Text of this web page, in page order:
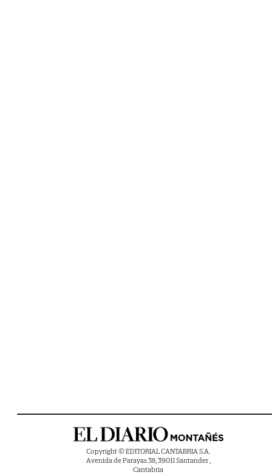
Copyright © EDITORIAL CANTABRIA S.A.
Avenida de Parayas 38, 39011 Santander ,
Cantabria